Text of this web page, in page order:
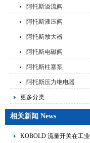
阿托斯溢流阀
阿托斯液压阀
阿托斯放大器
阿托斯电磁阀
阿托斯柱塞泵
阿托斯压力继电器
更多分类
相关新闻 News
KOBOLD 流量开关在工业